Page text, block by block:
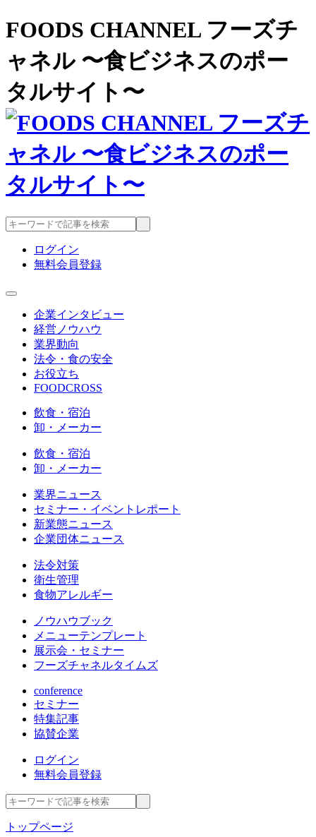
FOODS CHANNEL フーズチ
ャネル 〜食ビジネスのポー
タルサイト〜
ログイン
無料会員登録
企業インタビュー
経営ノウハウ
業界動向
法令・食の安全
お役立ち
FOODCROSS
飲食・宿泊
卸・メーカー
飲食・宿泊
卸・メーカー
業界ニュース
セミナー・イベントレポート
新業態ニュース
企業団体ニュース
法令対策
衛生管理
食物アレルギー
ノウハウブック
メニューテンプレート
展示会・セミナー
フーズチャネルタイムズ
conference
セミナー
特集記事
協賛企業
ログイン
無料会員登録
トップページ